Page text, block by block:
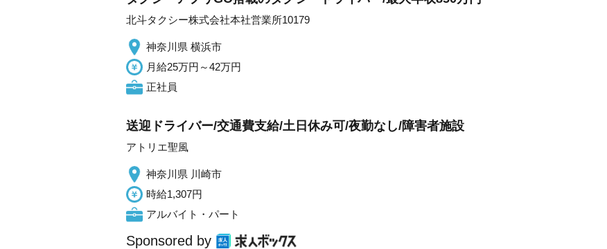
北斗タクシー株式会社本社営業所10179
神奈川県 横浜市
月給25万円～42万円
正社員
送迎ドライバー/交通費支給/土日休み可/夜勤なし/障害者施設
アトリエ聖風
神奈川県 川崎市
時給1,307円
アルバイト・パート
Sponsored by